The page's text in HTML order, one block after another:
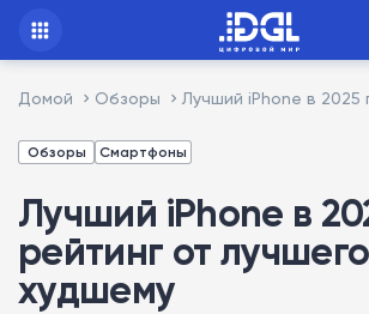
Домой Обзоры Лучший iPhone в 2025
Обзоры Смартфоны
Лучший iPhone в
рейтинг от
худшему